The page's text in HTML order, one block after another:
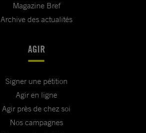
Magazine Bref
Archive des actualités
AGIR
Signer une pétition
Agir en ligne
Agir près de chez soi
Nos campagnes